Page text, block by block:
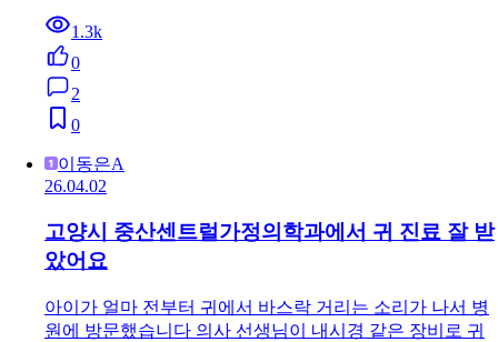
1.3k
0
2
0
이동은A
26.04.02
고양시 중산센트럴가정의학과에서 귀 진료 잘 받
았어요
아이가 얼마 전부터 귀에서 바스락 거리는 소리가 나서 병
원에 방문했습니다 의사 선생님이 내시경 같은 장비로 귀